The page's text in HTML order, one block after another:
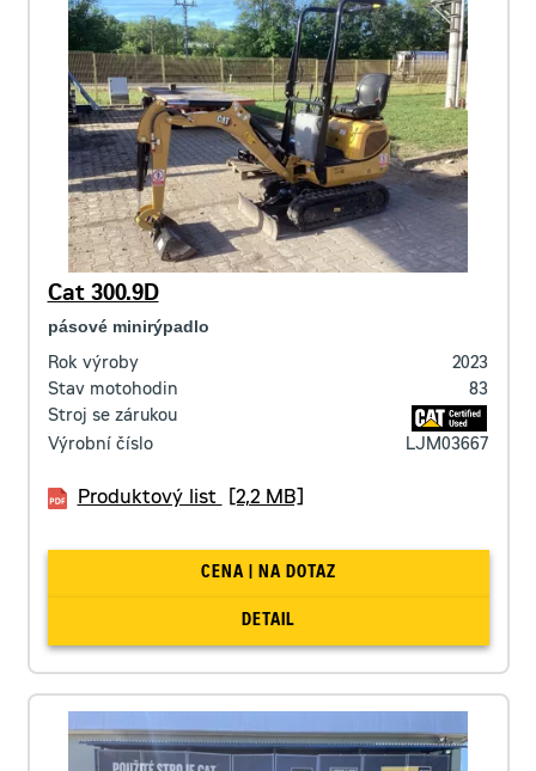
Cat 300.9D
pásové minirýpadlo
Rok výroby
2023
Stav motohodin
83
Stroj se zárukou
Výrobní číslo
LJM03667
Produktový list [2,2 MB]
CENA | NA DOTAZ
DETAIL